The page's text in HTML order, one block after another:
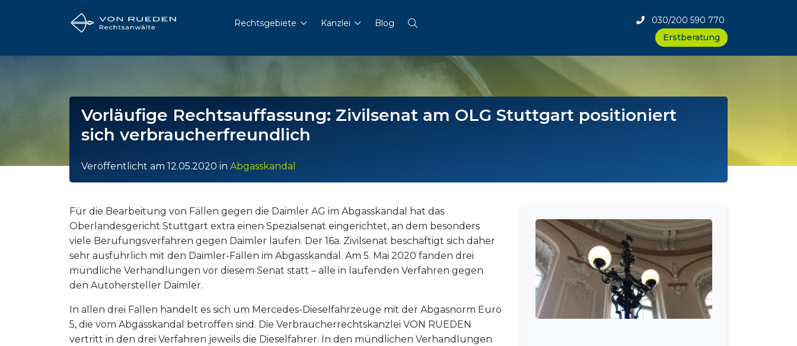
Rechtsgebiete Kanzlei Blog
030/200 590 770
Erstberatung
Vorläufige Rechtsauffassung: Zivilsenat am OLG Stuttgart positioniert
sich verbraucherfreundlich
Veröffentlicht am 12.05.2020 in Abgasskandal
Für die Bearbeitung von Fällen gegen die Daimler AG im Abgasskandal hat das
Oberlandesgericht Stuttgart extra einen Spezialsenat eingerichtet, an dem besonders
viele Berufungsverfahren gegen Daimler laufen. Der 16a. Zivilsenat beschäftigt sich daher
sehr ausführlich mit den Daimler-Fällen im Abgasskandal. Am 5. Mai 2020 fanden drei
mündliche Verhandlungen vor diesem Senat statt – alle in laufenden Verfahren gegen
den Autohersteller Daimler.
In allen drei Fällen handelt es sich um Mercedes-Dieselfahrzeuge mit der Abgasnorm Euro
5, die vom Abgasskandal betroffen sind. Die Verbraucherrechtskanzlei VON RUEDEN
vertritt in den drei Verfahren jeweils die Dieselfahrer. In den mündlichen Verhandlungen